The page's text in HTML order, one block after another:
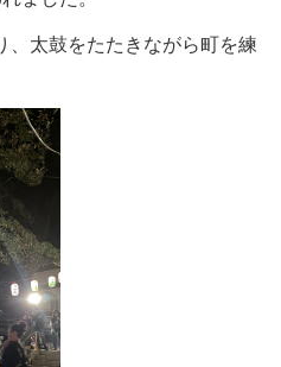
、太鼓をたたきながら町を練